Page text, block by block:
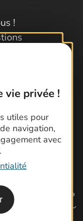
vie privée !
utiles pour
navigation,
avec
!